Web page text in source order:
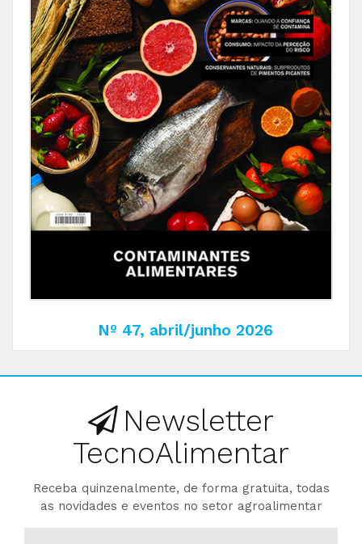
Nº 47, abril/junho 2026
Newsletter
TecnoAlimentar
Receba quinzenalmente, de forma gratuita, todas
as novidades e eventos no setor agroalimentar